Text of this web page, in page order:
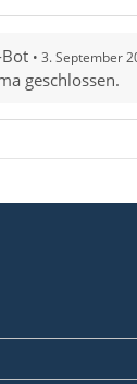
3. September
geschlossen.